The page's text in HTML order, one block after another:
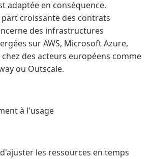
adaptée en conséquence.
croissante des contrats
des infrastructures
sur AWS, Microsoft Azure,
des acteurs européens comme
ou Outscale.
à l'usage
les ressources en temps